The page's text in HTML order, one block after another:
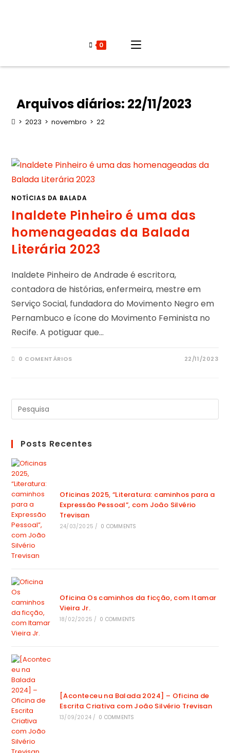
0
Arquivos diários: 22/11/2023
> 2023 > novembro > 22
NOTÍCIAS DA BALADA
Inaldete Pinheiro é uma das
homenageadas da Balada
Literária 2023
Inaldete Pinheiro de Andrade é escritora,
contadora de histórias, enfermeira, mestre em
Serviço Social, fundadora do Movimento Negro em
Pernambuco e ícone do Movimento Feminista no
Recife. A potiguar que…
0 COMENTÁRIOS 22/11/2023
Posts Recentes
Oficinas 2025, “Literatura: caminhos para a
Expressão Pessoal”, com João Silvério
Trevisan
24/03/2025 / 0 COMMENTS
Oficina Os caminhos da ficção, com Itamar
Vieira Jr.
18/02/2025 / 0 COMMENTS
[Aconteceu na Balada 2024] – Oficina de
Escrita Criativa com João Silvério Trevisan
13/09/2024 / 0 COMMENTS